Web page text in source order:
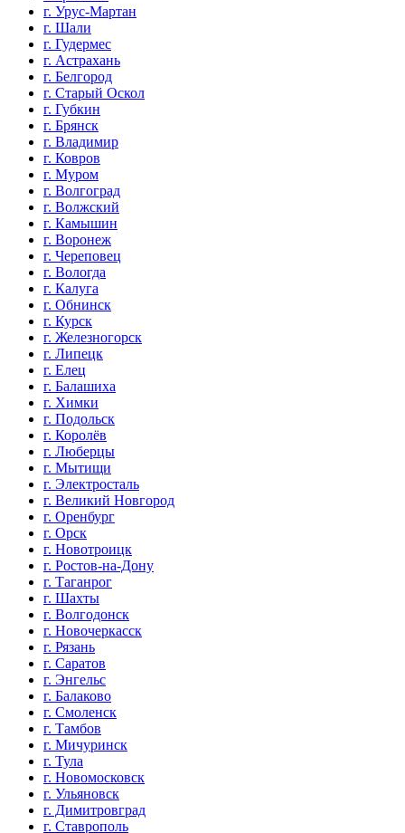
г. Урус-Мартан
г. Шали
г. Гудермес
г. Астрахань
г. Белгород
г. Старый Оскол
г. Губкин
г. Брянск
г. Владимир
г. Ковров
г. Муром
г. Волгоград
г. Волжский
г. Камышин
г. Воронеж
г. Череповец
г. Вологда
г. Калуга
г. Обнинск
г. Курск
г. Железногорск
г. Липецк
г. Елец
г. Балашиха
г. Химки
г. Подольск
г. Королёв
г. Люберцы
г. Мытищи
г. Электросталь
г. Великий Новгород
г. Оренбург
г. Орск
г. Новотроицк
г. Ростов-на-Дону
г. Таганрог
г. Шахты
г. Волгодонск
г. Новочеркасск
г. Рязань
г. Саратов
г. Энгельс
г. Балаково
г. Смоленск
г. Тамбов
г. Мичуринск
г. Тула
г. Новомосковск
г. Ульяновск
г. Димитровград
г. Ставрополь